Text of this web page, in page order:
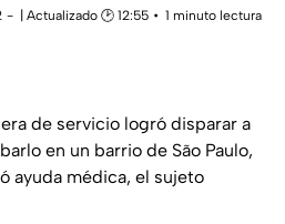
| Actualizado 🕑 12:55
1 minuto lectura
de servicio logró disparar a
en un barrio de São Paulo,
ayuda médica, el sujeto